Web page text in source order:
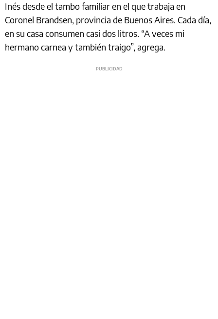
Inés desde el tambo familiar en el que trabaja en
Coronel Brandsen, provincia de Buenos Aires. Cada día,
en su casa consumen casi dos litros. “A veces mi
hermano carnea y también traigo”, agrega.